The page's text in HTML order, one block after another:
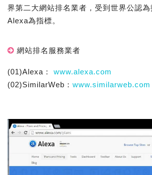
界第二大網站排名業者，受到世界公認
Alexa為指標。
網站排名服務業者
(01)Alexa： www.alexa.com
(02)SimilarWeb： www.similarweb.com